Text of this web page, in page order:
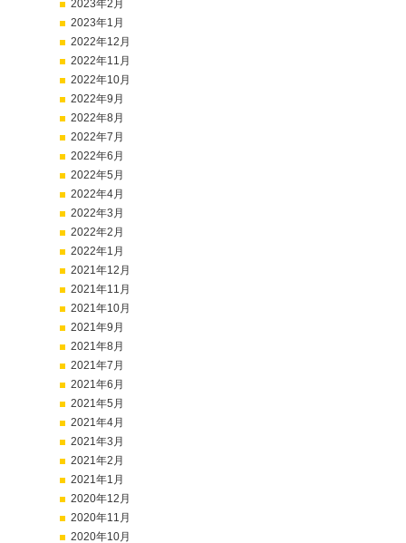
2023年2月
2023年1月
2022年12月
2022年11月
2022年10月
2022年9月
2022年8月
2022年7月
2022年6月
2022年5月
2022年4月
2022年3月
2022年2月
2022年1月
2021年12月
2021年11月
2021年10月
2021年9月
2021年8月
2021年7月
2021年6月
2021年5月
2021年4月
2021年3月
2021年2月
2021年1月
2020年12月
2020年11月
2020年10月